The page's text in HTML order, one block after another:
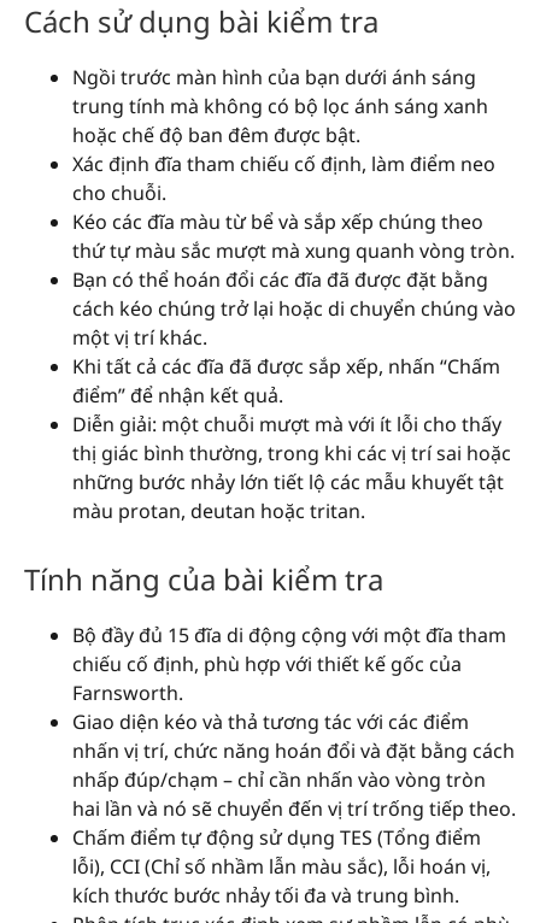
Cách sử dụng bài kiểm tra
Ngồi trước màn hình của bạn dưới ánh sáng
trung tính mà không có bộ lọc ánh sáng xanh
hoặc chế độ ban đêm được bật.
Xác định đĩa tham chiếu cố định, làm điểm neo
cho chuỗi.
Kéo các đĩa màu từ bể và sắp xếp chúng theo
thứ tự màu sắc mượt mà xung quanh vòng tròn.
Bạn có thể hoán đổi các đĩa đã được đặt bằng
cách kéo chúng trở lại hoặc di chuyển chúng vào
một vị trí khác.
Khi tất cả các đĩa đã được sắp xếp, nhấn “Chấm
điểm” để nhận kết quả.
Diễn giải: một chuỗi mượt mà với ít lỗi cho thấy
thị giác bình thường, trong khi các vị trí sai hoặc
những bước nhảy lớn tiết lộ các mẫu khuyết tật
màu protan, deutan hoặc tritan.
Tính năng của bài kiểm tra
Bộ đầy đủ 15 đĩa di động cộng với một đĩa tham
chiếu cố định, phù hợp với thiết kế gốc của
Farnsworth.
Giao diện kéo và thả tương tác với các điểm
nhấn vị trí, chức năng hoán đổi và đặt bằng cách
nhấp đúp/chạm – chỉ cần nhấn vào vòng tròn
hai lần và nó sẽ chuyển đến vị trí trống tiếp theo.
Chấm điểm tự động sử dụng TES (Tổng điểm
lỗi), CCI (Chỉ số nhầm lẫn màu sắc), lỗi hoán vị,
kích thước bước nhảy tối đa và trung bình.